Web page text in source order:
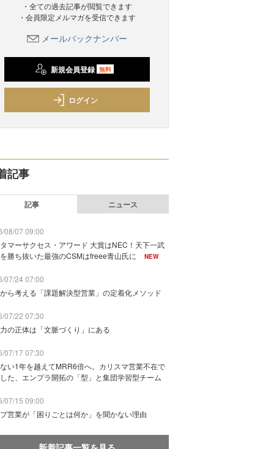
・全ての過去記事が閲覧できます
・会員限定メルマガを受信できます
メールバックナンバー
新規会員登録 無料
ログイン
記事
記事 ニュース
08/07 09:00
マーサクセス・アワード 大賞はNEC！天下一武
勝ち抜いた最強のCSMはfreee青山氏に
NEW
07/24 07:00
ら考える「課題解決型営業」の定着化メソッド
07/22 07:30
の正体は「文脈づくり」にある
07/17 07:30
い1年を越えてMRR6倍へ。カリスマ営業不在で
た、エンプラ開拓の「型」と集団学習型チーム
07/15 09:00
営業が「困りごとは何か」を聞かない理由